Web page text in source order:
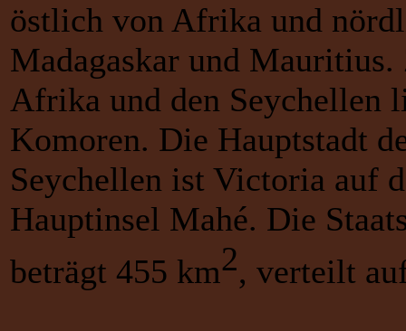
östlich von Afrika und
Madagaskar und Mauritius.
Afrika und den Seychellen
Komoren. Die Hauptstadt
Seychellen ist Victoria auf
Hauptinsel Mahé. Die
beträgt 455 km2, verteilt